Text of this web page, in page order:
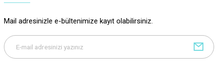
Mail adresinizle e-bültenimize kayıt olabilirsiniz.